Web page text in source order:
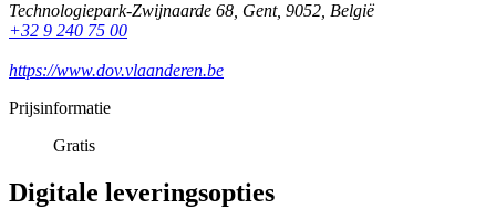
Technologiepark-Zwijnaarde 68, Gent, 9052, België
+32 9 240 75 00
https://www.dov.vlaanderen.be
Prijsinformatie
Gratis
Digitale leveringsopties